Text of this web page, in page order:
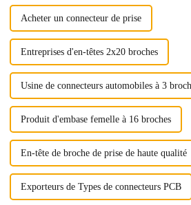
Acheter un connecteur de prise
Entreprises d'en-têtes 2x20 broches
Usine de connecteurs automobiles à 3
Produit d'embase femelle à 16 broches
En-tête de broche de prise de haute qualité
Exporteurs de Types de connecteurs PCB